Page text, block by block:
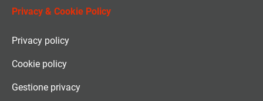
Privacy & Cookie Policy
Privacy policy
Cookie policy
Gestione privacy